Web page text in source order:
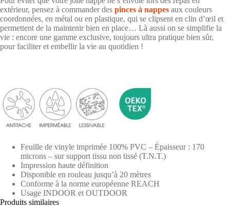
extérieur, pensez à commander des pinces à nappes aux couleurs
coordonnées, en métal ou en plastique, qui se clipsent en clin d’œil et
permettent de la maintenir bien en place… Là aussi on se simplifie la
vie : encore une gamme exclusive, toujours ultra pratique bien sûr,
pour faciliter et embellir la vie au quotidien !
Feuille de vinyle imprimée 100% PVC – Épaisseur : 170
microns – sur support tissu non tissé (T.N.T.)
Impression haute définition
Disponible en rouleau jusqu’à 20 mètres
Conforme à la norme européenne REACH
Usage INDOOR et OUTDOOR
Produits similaires